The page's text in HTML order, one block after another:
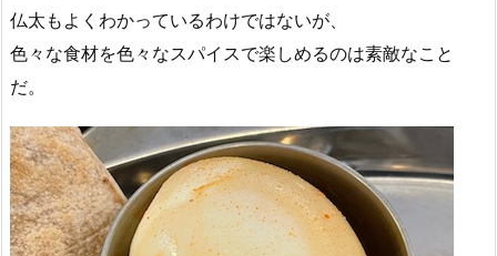
仏太もよくわかっているわけではないが、
色々な食材を色々なスパイスで楽しめるのは素敵なこと
だ。